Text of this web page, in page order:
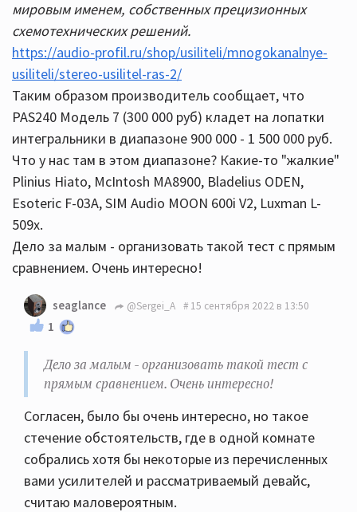
мировым именем, собственных прецизионных
схемотехнических решений.
https://audio-profil.ru/shop/usiliteli/mnogokanalnye-
usiliteli/stereo-usilitel-ras-2/
Таким образом производитель сообщает, что
PAS240 Модель 7 (300 000 руб) кладет на лопатки
интегральники в диапазоне 900 000 - 1 500 000 руб.
Что у нас там в этом диапазоне? Какие-то "жалкие"
Plinius Hiato, McIntosh MA8900, Bladelius ODEN,
Esoteric F-03A, SIM Audio MOON 600i V2, Luxman L-
509x.
Дело за малым - организовать такой тест с прямым
сравнением. Очень интересно!
seaglance @Sergei_A 15 сентября 2022 в 13:50
1
Дело за малым - организовать такой тест с
прямым сравнением. Очень интересно!
Согласен, было бы очень интересно, но такое
стечение обстоятельств, где в одной комнате
собрались хотя бы некоторые из перечисленных
вами усилителей и рассматриваемый девайс,
считаю маловероятным.